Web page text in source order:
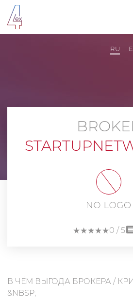
RU
★★
★★
★★
★★
★★
0 / 5
В ЧЁМ ВЫГОДА БРОКЕРА /
&NBSP;